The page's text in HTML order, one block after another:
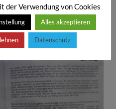
32 Seiten
der Verwendung von Cookies
Alles akzeptieren
Datenschutz